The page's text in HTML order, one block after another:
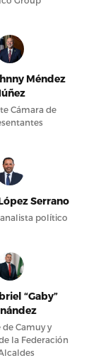
Méndez
Cámara de
Serrano
político
“Gaby”
Camuy y
la Federación